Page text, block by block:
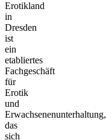
Erotikland
in
Dresden
ist
ein
etabliertes
Fachgeschäft
für
Erotik
und
Erwachsenenunterhaltung,
das
sich